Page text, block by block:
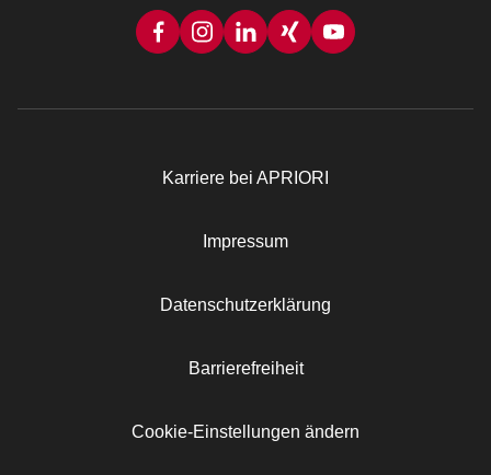
Karriere bei APRIORI
Impressum
Datenschutzerklärung
Barrierefreiheit
Cookie-Einstellungen ändern